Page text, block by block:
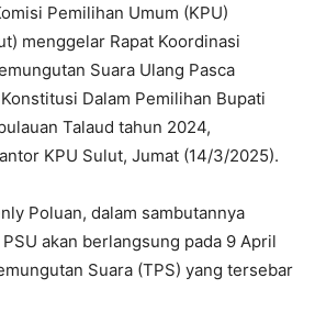
Pemilihan Umum (KPU)
menggelar Rapat Koordinasi
Suara Ulang Pasca
Dalam Pemilihan Bupati
Talaud tahun 2024,
KPU Sulut, Jumat (14/3/2025).
Poluan, dalam sambutannya
akan berlangsung pada 9 April
Suara (TPS) yang tersebar